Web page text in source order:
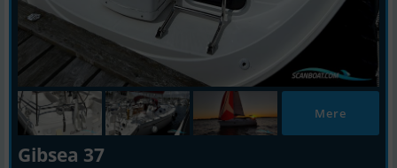
Mere
Gibsea 37